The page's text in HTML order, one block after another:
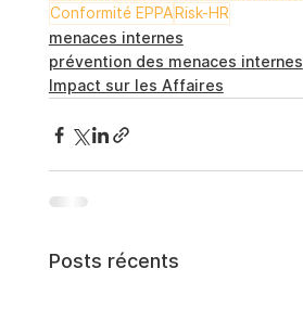
Conformité EPPA Risk-HR
menaces internes
prévention des menaces internes
Impact sur les Affaires
Posts récents